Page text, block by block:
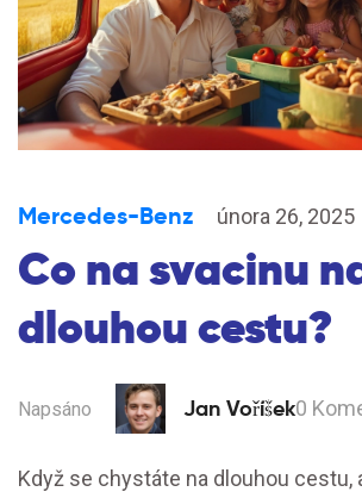
Mercedes-Benz února 26, 2025
Co na svacinu
dlouhou cestu?
Napsáno Jan Voříšek0
Když se chystáte na dlouhou cestu,